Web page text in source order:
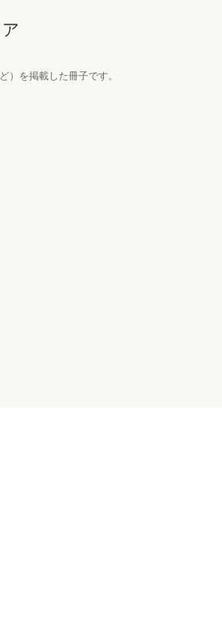
）を掲載した冊子です。